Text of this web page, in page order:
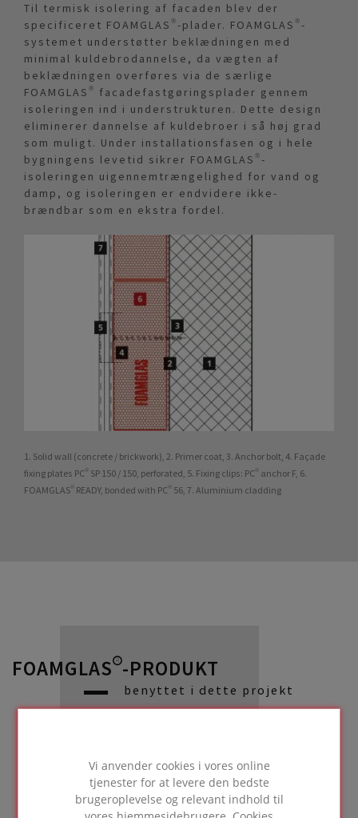
Vi anvender cookies i vores online
tjenester for at levere den bedste
brugeroplevelse og relevant indhold til
Til termisk isolering af facaden blev der
specificeret FOAMGLAS®-plader. FOAMGLAS®-
systemet understøtter beklædningen med
minimal kuldebrodannelse, da vægten af
beklædningen overføres via de særlige
FOAMGLAS® facadefastgøringsplader gennem
isoleringen ind i understrukturen. Dette design
eliminerer dannelse af kuldebroer i så høj grad
som muligt. Under installationsfasen og i hele
bygningens levetid sikrer FOAMGLAS®-
isoleringen uigennemtrængelighed for vand og
damp, og isoleringen er endvidere ikke-
brændbar som en ekstra fordel.
1. Solid wall (concrete / brickwork), 2. Primer coat, 3. Anchor bolt, 4. Façade
fixing plates PC® SP 150 / 150, perforated, 5. Fixing clips: PC® anchor F, 6.
FOAMGLAS® READY, bonded with PC® 56, 7. Aluminium cladding
FOAMGLAS®-PRODUKT
benyttet i dette projekt
Regnlukkede facader
med